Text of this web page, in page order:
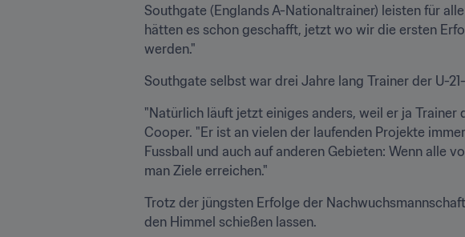
Southgate (Englands A-Nationaltrainer) leisten für
hätten es schon geschafft, jetzt wo wir die ersten
werden."
Southgate selbst war drei Jahre lang Trainer der U-
"Natürlich läuft jetzt einiges anders, weil er ja
Cooper. "Er ist an vielen der laufenden Projekte
Fussball und auch auf anderen Gebieten: Wenn alle
man Ziele erreichen."
Trotz der jüngsten Erfolge der
den Himmel schießen lassen.